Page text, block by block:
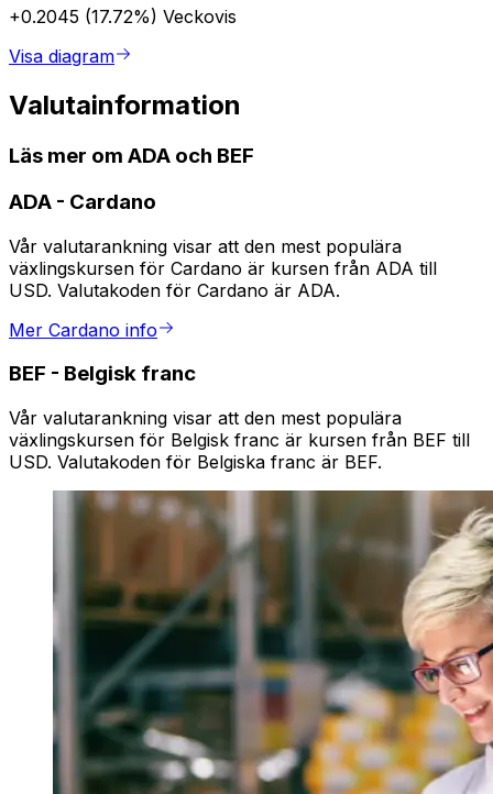
+0.2045 (17.72%) Veckovis
Visa diagram
Valutainformation
Läs mer om ADA och BEF
ADA - Cardano
Vår valutarankning visar att den mest populära
växlingskursen för Cardano är kursen från ADA till
USD. Valutakoden för Cardano är ADA.
Mer Cardano info
BEF - Belgisk franc
Vår valutarankning visar att den mest populära
växlingskursen för Belgisk franc är kursen från BEF till
USD. Valutakoden för Belgiska franc är BEF.